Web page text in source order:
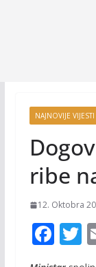
NAJNOVIJE VIJESTI
ribe
12. Oktobra
F T
w